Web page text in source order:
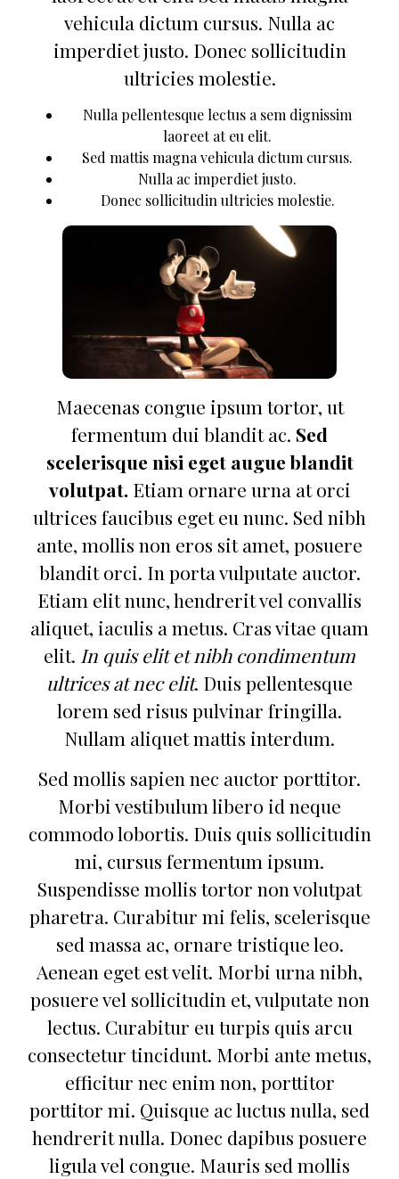
vehicula dictum cursus. Nulla ac
imperdiet justo. Donec sollicitudin
ultricies molestie.
Nulla pellentesque lectus a sem dignissim
laoreet at eu elit.
Sed mattis magna vehicula dictum cursus.
Nulla ac imperdiet justo.
Donec sollicitudin ultricies molestie.
Maecenas congue ipsum tortor, ut
fermentum dui blandit ac. Sed
scelerisque nisi eget augue blandit
volutpat.Etiam ornare urna at orci
ultrices faucibus eget eu nunc. Sed nibh
ante, mollis non eros sit amet, posuere
blandit orci. In porta vulputate auctor.
Etiam elit nunc, hendrerit vel convallis
aliquet, iaculis a metus. Cras vitae quam
elit. In quis elit et nibh condimentum
ultrices at nec elit. Duis pellentesque
lorem sed risus pulvinar fringilla.
Nullam aliquet mattis interdum.
Sed mollis sapien nec auctor porttitor.
Morbi vestibulum libero id neque
commodo lobortis. Duis quis sollicitudin
mi, cursus fermentum ipsum.
Suspendisse mollis tortor non volutpat
pharetra. Curabitur mi felis, scelerisque
sed massa ac, ornare tristique leo.
Aenean eget est velit. Morbi urna nibh,
posuere vel sollicitudin et, vulputate non
lectus. Curabitur eu turpis quis arcu
consectetur tincidunt. Morbi ante metus,
efficitur nec enim non, porttitor
porttitor mi. Quisque ac luctus nulla, sed
hendrerit nulla. Donec dapibus posuere
ligula vel congue. Mauris sed mollis